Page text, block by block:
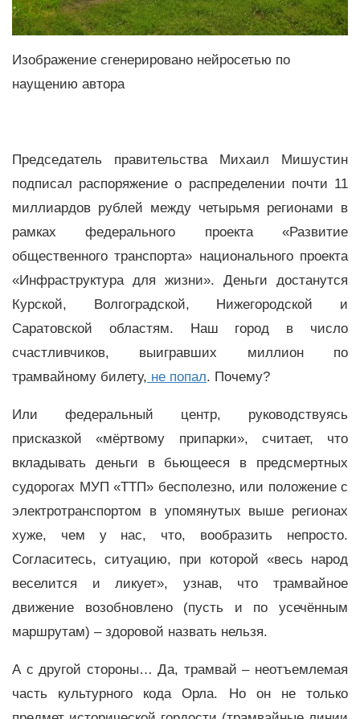
Изображение сгенерировано нейросетью по
наущению автора
Председатель правительства Михаил Мишустин
подписал распоряжение о распределении почти 11
миллиардов рублей между четырьмя регионами в
рамках федерального проекта «Развитие
общественного транспорта» национального проекта
«Инфраструктура для жизни». Деньги достанутся
Курской, Волгоградской, Нижегородской и
Саратовской областям. Наш город в число
счастливчиков, выигравших миллион по
трамвайному билету, не попал. Почему?
Или федеральный центр, руководствуясь
присказкой «мёртвому припарки», считает, что
вкладывать деньги в бьющееся в предсмертных
судорогах МУП «ТТП» бесполезно, или положение с
электротранспортом в упомянутых выше регионах
хуже, чем у нас, что, вообразить непросто.
Согласитесь, ситуацию, при которой «весь народ
веселится и ликует», узнав, что трамвайное
движение возобновлено (пусть и по усечённым
маршрутам) – здоровой назвать нельзя.
А с другой стороны… Да, трамвай – неотъемлемая
часть культурного кода Орла. Но он не только